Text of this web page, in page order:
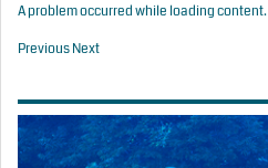
A problem occurred while loading content.
PreviousNext